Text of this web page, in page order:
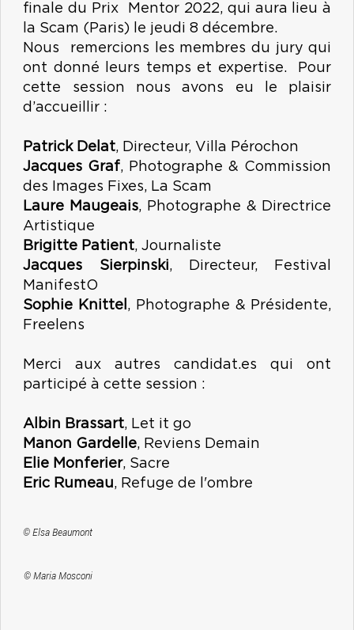
finale du Prix Mentor 2022, qui aura lieu à
la Scam (Paris) le jeudi 8 décembre.
Nous remercions les membres du jury qui
ont donné leurs temps et expertise. Pour
cette session nous avons eu le plaisir
d’accueillir :
Patrick Delat, Directeur, Villa Pérochon
Jacques Graf, Photographe & Commission
des Images Fixes, La Scam
Laure Maugeais, Photographe & Directrice
Artistique
Brigitte Patient, Journaliste
Jacques Sierpinski, Directeur, Festival
ManifestO
Sophie Knittel , Photographe & Présidente,
Freelens
Merci aux autres candidat.es qui ont
participé à cette session :
Albin Brassart, Let it go
Manon Gardelle, Reviens Demain
Elie Monferier, Sacre
Eric Rumeau, Refuge de l'ombre
© Elsa Beaumont
© Maria Mosconi